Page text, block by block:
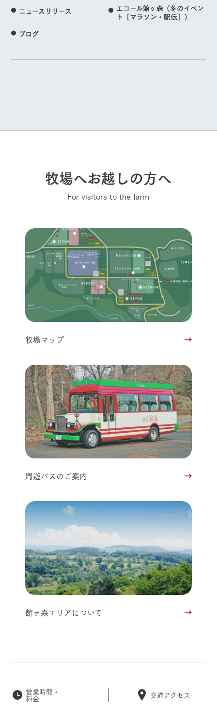
ニュースリリース
エコール館ヶ森（冬のイベン
ト［マラソン・駅伝］）
ブログ
牧場へお越しの方へ
For visitors to the farm
牧場マップ
周遊バスのご案内
館ヶ森エリアについて
営業時間・
料金 交通アクセス